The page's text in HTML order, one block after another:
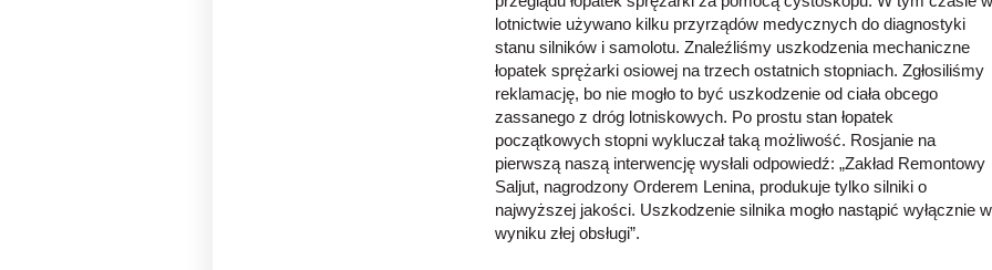
lotnictwie używano kilku przyrządów medycznych do diagnostyki
stanu silników i samolotu. Znaleźliśmy uszkodzenia mechaniczne
łopatek sprężarki osiowej na trzech ostatnich stopniach. Zgłosiliśmy
reklamację, bo nie mogło to być uszkodzenie od ciała obcego
zassanego z dróg lotniskowych. Po prostu stan łopatek
początkowych stopni wykluczał taką możliwość. Rosjanie na
pierwszą naszą interwencję wysłali odpowiedź: „Zakład Remontowy
Saljut, nagrodzony Orderem Lenina, produkuje tylko silniki o
najwyższej jakości. Uszkodzenie silnika mogło nastąpić wyłącznie w
wyniku złej obsługi”.